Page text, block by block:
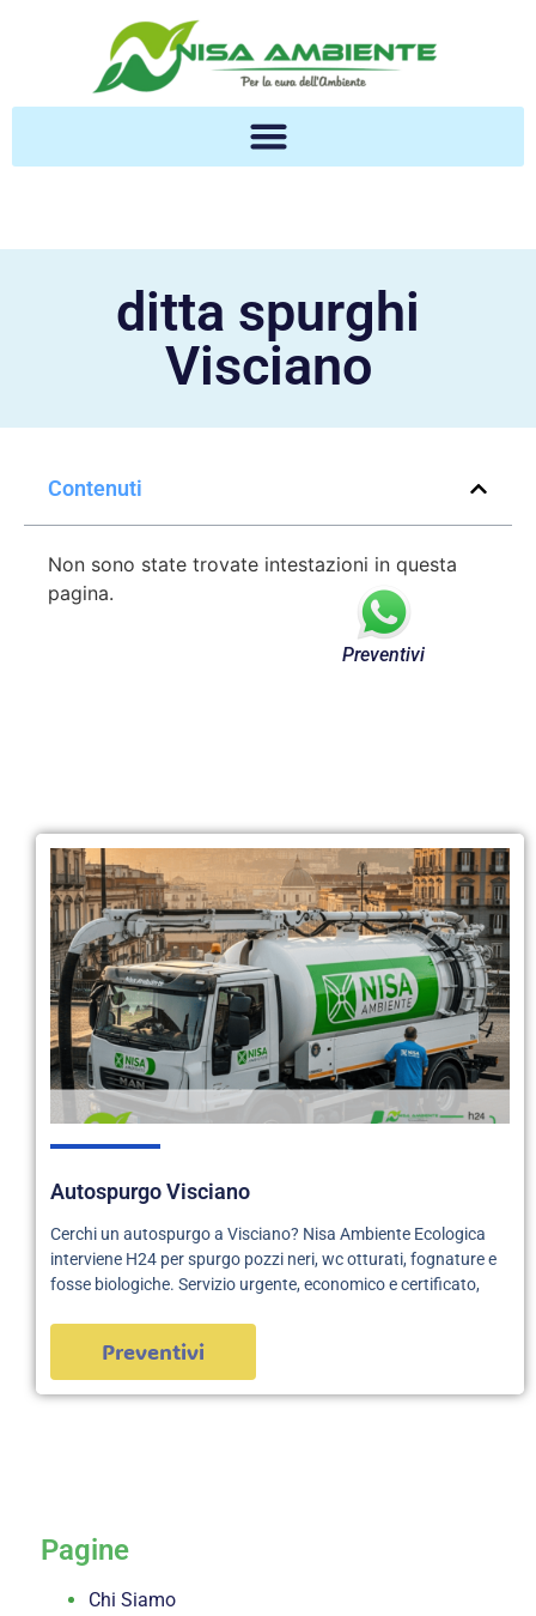
ditta spurghi
Visciano
Contenuti
Non sono state trovate intestazioni in questa
pagina.
Autospurgo Visciano
Cerchi un autospurgo a Visciano? Nisa Ambiente Ecologica
interviene H24 per spurgo pozzi neri, wc otturati, fognature e
fosse biologiche. Servizio urgente, economico e certificato,
Preventivi
Pagine
Chi Siamo
Preventivi